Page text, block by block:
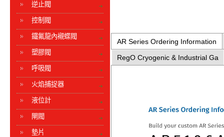
逆止閥
控制閥
鐵氟龍內襯蝶閥
塑膠閥
呼吸閥
火焰捕捉器
液位計
閘閥
墊片
AR Series Ordering Information
RegO Cryogenic & Industrial Ga